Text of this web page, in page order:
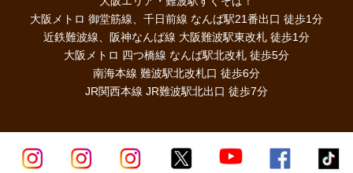
大阪メトロ 御堂筋線、千日前線 なんば駅21番出口 徒歩1分
近鉄難波線、阪神なんば線 大阪難波駅東改札 徒歩1分
大阪メトロ 四つ橋線 なんば駅北改札 徒歩5分
南海本線 難波駅北改札口 徒歩6分
JR関西本線 JR難波駅北出口 徒歩7分